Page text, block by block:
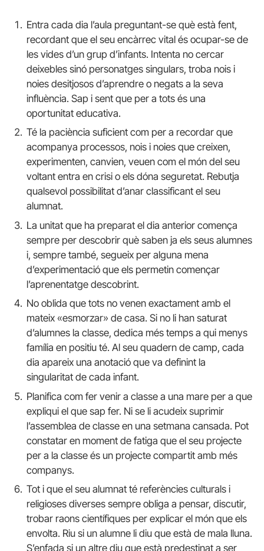
Entra cada dia l’aula preguntant-se què està fent,
recordant que el seu encàrrec vital és ocupar-se de
les vides d’un grup d’infants. Intenta no cercar
deixebles sinó personatges singulars, troba nois i
noies desitjosos d’aprendre o negats a la seva
influència. Sap i sent que per a tots és una
oportunitat educativa.
Té la paciència suficient com per a recordar que
acompanya processos, nois i noies que creixen,
experimenten, canvien, veuen com el món del seu
voltant entra en crisi o els dóna seguretat. Rebutja
qualsevol possibilitat d’anar classificant el seu
alumnat.
La unitat que ha preparat el dia anterior comença
sempre per descobrir què saben ja els seus alumnes
i, sempre també, segueix per alguna mena
d’experimentació que els permetin començar
l’aprenentatge descobrint.
No oblida que tots no venen exactament amb el
mateix «esmorzar» de casa. Si no li han saturat
d’alumnes la classe, dedica més temps a qui menys
família en positiu té. Al seu quadern de camp, cada
dia apareix una anotació que va definint la
singularitat de cada infant.
Planifica com fer venir a classe a una mare per a que
expliqui el que sap fer. Ni se li acudeix suprimir
l’assemblea de classe en una setmana cansada. Pot
constatar en moment de fatiga que el seu projecte
per a la classe és un projecte compartit amb més
companys.
Tot i que el seu alumnat té referències culturals i
religioses diverses sempre obliga a pensar, discutir,
trobar raons científiques per explicar el món que els
envolta. Riu si un alumne li diu que està de mala lluna.
S’enfada si un altre diu que està predestinat a ser